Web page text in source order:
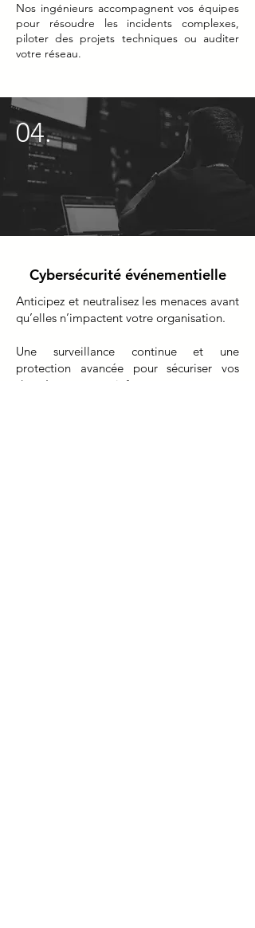
Nos ingénieurs accompagnent vos équipes
pour résoudre les incidents complexes,
piloter des projets techniques ou auditer
votre réseau.
04.
Cybersécurité événementielle
Anticipez et neutralisez les menaces avant
qu’elles n’impactent votre organisation.
Une surveillance continue et une
protection avancée pour sécuriser vos
données et votre infrastructure, en toute